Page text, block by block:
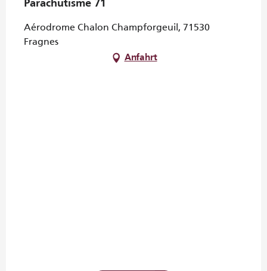
Parachutisme 71
Aérodrome Chalon Champforgeuil, 71530
Fragnes
Anfahrt